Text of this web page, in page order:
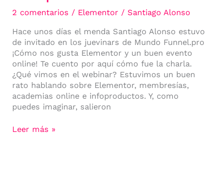
2 comentarios / Elementor / Santiago Alonso
Hace unos días el menda Santiago Alonso estuvo
de invitado en los juevinars de Mundo Funnel.pro
¡Cómo nos gusta Elementor y un buen evento
online! Te cuento por aquí cómo fue la charla.
¿Qué vimos en el webinar? Estuvimos un buen
rato hablando sobre Elementor, membresías,
academias online e infoproductos. Y, como
puedes imaginar, salieron
Leer más »